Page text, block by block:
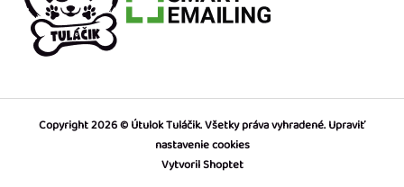
Vytvoril Shoptet
Copyright 2026 Útulok Tuláčik. Všetky práva vyhradené.Upraviť
nastavenie cookies